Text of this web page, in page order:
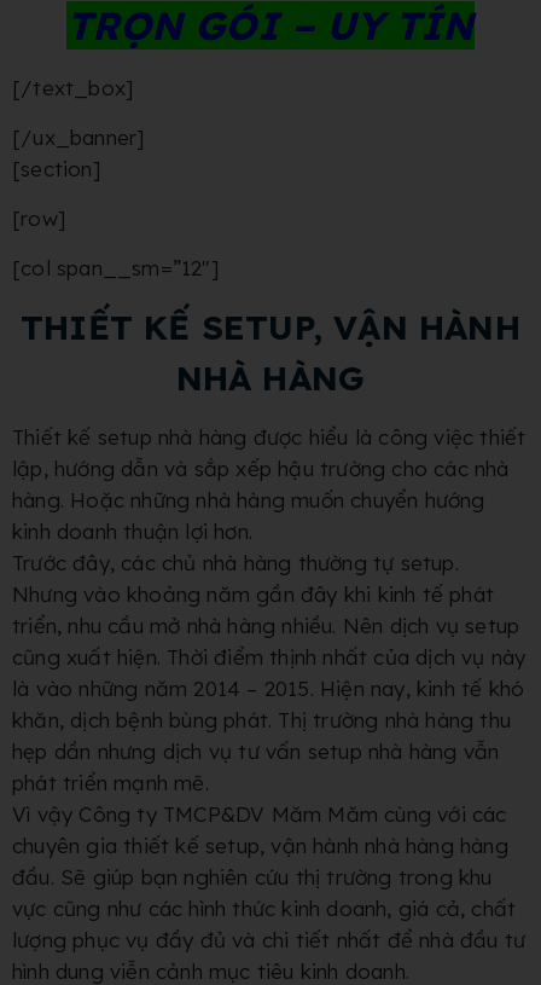
TRỌN GÓI – UY TÍN
[/text_box]
[/ux_banner]
[section]
[row]
[col span__sm=”12″]
THIẾT KẾ SETUP, VẬN HÀNH
NHÀ HÀNG
Thiết kế setup nhà hàng được hiểu là công việc thiết
lập, hướng dẫn và sắp xếp hậu trường cho các nhà
hàng. Hoặc những nhà hàng muốn chuyển hướng
kinh doanh thuận lợi hơn.
Trước đây, các chủ nhà hàng thường tự setup.
Nhưng vào khoảng năm gần đây khi kinh tế phát
triển, nhu cầu mở nhà hàng nhiều. Nên dịch vụ setup
cũng xuất hiện. Thời điểm thịnh nhất của dịch vụ này
là vào những năm 2014 – 2015. Hiện nay, kinh tế khó
khăn, dịch bệnh bùng phát. Thị trường nhà hàng thu
hẹp dần nhưng dịch vụ tư vấn setup nhà hàng vẫn
phát triển mạnh mẽ.
Vì vậy Công ty TMCP&DV Măm Măm cùng với các
chuyên gia thiết kế setup, vận hành nhà hàng hàng
đầu. Sẽ giúp bạn nghiên cứu thị trường trong khu
vực cũng như các hình thức kinh doanh, giá cả, chất
lượng phục vụ đầy đủ và chi tiết nhất để nhà đầu tư
hình dung viễn cảnh mục tiêu kinh doanh.